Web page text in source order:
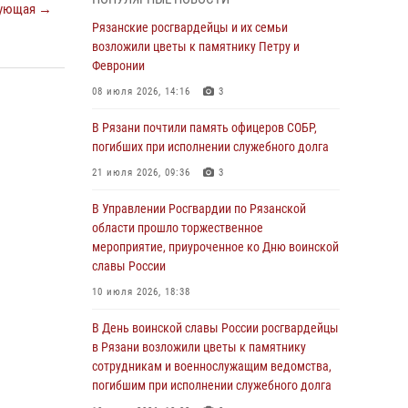
→
28 июля 2026, 09:22 1
При силовой поддержке ОМОН житель
Касимовского округа лишён гражданства
законодательства
27 июля 2026, 15:26
«Радио России - Рязань» рассказал о службе
во вневедомственной охране
23 июля 2026, 09:02
21 июля 2026, 09:36 3
Рязанские сотрудники лицензионно-
разрешительной работы Росгвардии подвели
результаты за 6 месяцев 2026 года (видео)
Рязанские росгвардейцы и их семьи
возложили цветы к памятнику Петру и
Февронии
08 июля 2026, 14:16 3
В Рязани почтили память офицеров СОБР,
погибших при исполнении служебного долга
21 июля 2026, 09:36 3
В Управлении Росгвардии по Рязанской
области прошло торжественное
мероприятие, приуроченное ко Дню воинской
славы России
10 июля 2026, 18:38
В День воинской славы России росгвардейцы
в Рязани возложили цветы к памятнику
сотрудникам и военнослужащим ведомства,
погибшим при исполнении служебного долга